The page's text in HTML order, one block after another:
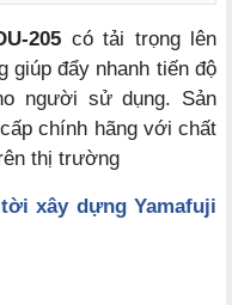
205 có tải trọng lên
giúp đẩy nhanh tiến độ
người sử dụng. Sản
chính hãng với chất
thị trường
xây dựng Yamafuji